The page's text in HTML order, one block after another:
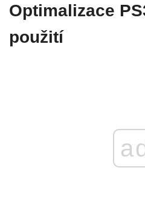
Optimalizace
použití